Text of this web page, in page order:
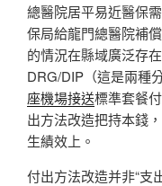
總醫院居平易近醫保
保局給龍門總醫院補
的情況在縣域廣泛存
DRG/DIP（這是兩種
座機場接送標準套餐
出方法改造把持本錢
生績效上。
付出方法改造并非“支